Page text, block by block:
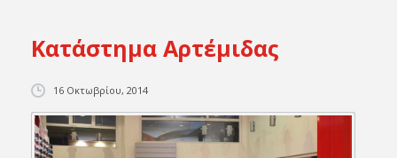
Κατάστημα Αρτέμιδας
16 Οκτωβρίου, 2014